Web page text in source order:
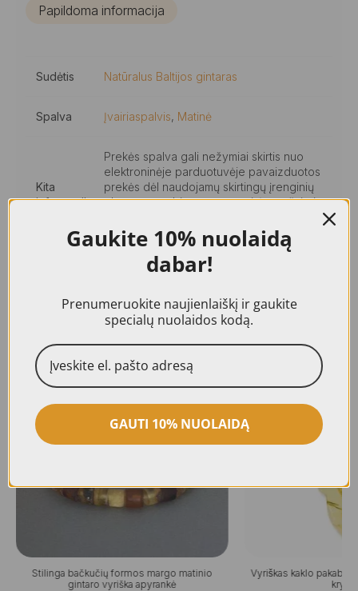
Papildoma informacija
Sudėtis Natūralus Baltijos gintaras
Spalva Įvairiaspalvis, Matinė
Kita
informacija
Prekės spalva gali nežymiai skirtis nuo
elektroninėje parduotuvėje pavaizduotos
prekės dėl naudojamų skirtingų įrenginių
ekranų ypatybių, nustatymų ir/ar apšvietimo
suteikiama 24 mėn. kokybės garantija.
Panašūs produktai
Stilinga bačkučių formos margo matinio
gintaro vyriška apyrankė
Vyriškas kaklo
Gaukite 10% nuolaidą
dabar!
Prenumeruokite naujienlaiškį ir gaukite
specialų nuolaidos kodą.
GAUTI 10% NUOLAIDĄ